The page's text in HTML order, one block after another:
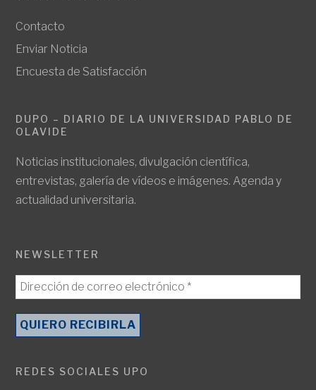
Contacto
Enviar Noticia
Encuesta de Satisfacción
DUPO – DIARIO DE LA UNIVERSIDAD PABLO DE
OLAVIDE
Noticias institucionales, divulgación científica,
entrevistas, galería de vídeos e imágenes. Agenda y
actualidad universitaria.
NEWSLETTER
REDES SOCIALES UPO